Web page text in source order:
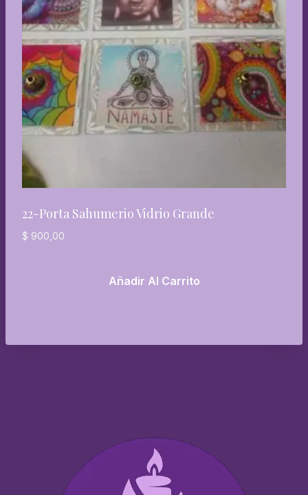
22-Porta Sahumerio Vidrio Grande
$ 900,00
Añadir Al Carrito